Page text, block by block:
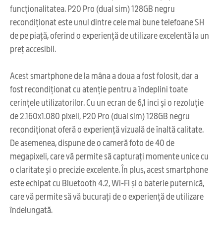
funcționalitatea. P20 Pro (dual sim) 128GB negru
recondiționat este unul dintre cele mai bune telefoane SH
de pe piață, oferind o experiență de utilizare excelentă la un
preț accesibil.
Acest smartphone de la mâna a doua a fost folosit, dar a
fost recondiționat cu atenție pentru a îndeplini toate
cerințele utilizatorilor. Cu un ecran de 6,1 inci și o rezoluție
de 2.160x1.080 pixeli, P20 Pro (dual sim) 128GB negru
recondiționat oferă o experiență vizuală de înaltă calitate.
De asemenea, dispune de o cameră foto de 40 de
megapixeli, care vă permite să capturați momente unice cu
o claritate și o precizie excelente. În plus, acest smartphone
este echipat cu Bluetooth 4.2, Wi-Fi și o baterie puternică,
care vă permite să vă bucurați de o experiență de utilizare
îndelungată.